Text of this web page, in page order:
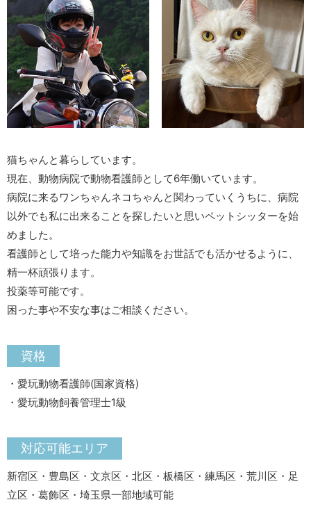
猫ちゃんと暮らしています。
現在、動物病院で動物看護師として6年働いています。
病院に来るワンちゃんネコちゃんと関わっていくうちに、病院
以外でも私に出来ることを探したいと思いペットシッターを始
めました。
看護師として培った能力や知識をお世話でも活かせるように、
精一杯頑張ります。
投薬等可能です。
困った事や不安な事はご相談ください。
資格
・愛玩動物看護師(国家資格)
・愛玩動物飼養管理士1級
対応可能エリア
新宿区・豊島区・文京区・北区・板橋区・練馬区・荒川区・足
立区・葛飾区・埼玉県一部地域可能